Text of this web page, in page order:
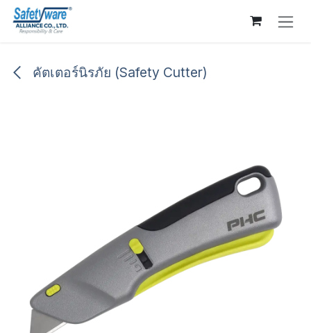
Skip to Content
คัตเตอร์นิรภัย (Safety Cutter)